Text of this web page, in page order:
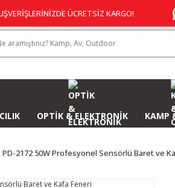
ÜCRETSİZ KARGO!
OPTİK & ELEKTRONİK KAMP
2172 50W Profesyonel Sensörlü Baret ve